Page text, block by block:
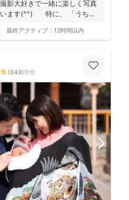
影大好きで一緒に楽しく写真
います(^^) 特に、 「うち
最終アクティブ： 12時間以内
5 (343)男性